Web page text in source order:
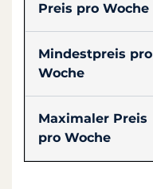
Preis pro Woche
Mindestpreis pro
Woche
Maximaler Preis
pro Woche